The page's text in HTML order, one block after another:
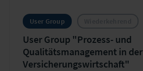
User Group
User Group "Prozess- und
Qualitätsmanagement in der
Versicherungswirtschaft"